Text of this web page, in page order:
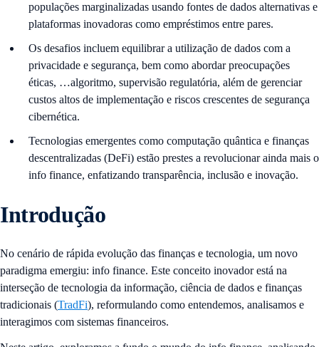
populações marginalizadas usando fontes de dados alternativas e
plataformas inovadoras como empréstimos entre pares.
Os desafios incluem equilibrar a utilização de dados com a
privacidade e segurança, bem como abordar preocupações
éticas, …algoritmo, supervisão regulatória, além de gerenciar
custos altos de implementação e riscos crescentes de segurança
cibernética.
Tecnologias emergentes como computação quântica e finanças
descentralizadas (DeFi) estão prestes a revolucionar ainda mais o
info finance, enfatizando transparência, inclusão e inovação.
Introdução
No cenário de rápida evolução das finanças e tecnologia, um novo
paradigma emergiu: info finance. Este conceito inovador está na
interseção de tecnologia da informação, ciência de dados e finanças
tradicionais (TradFi), reformulando como entendemos, analisamos e
interagimos com sistemas financeiros.